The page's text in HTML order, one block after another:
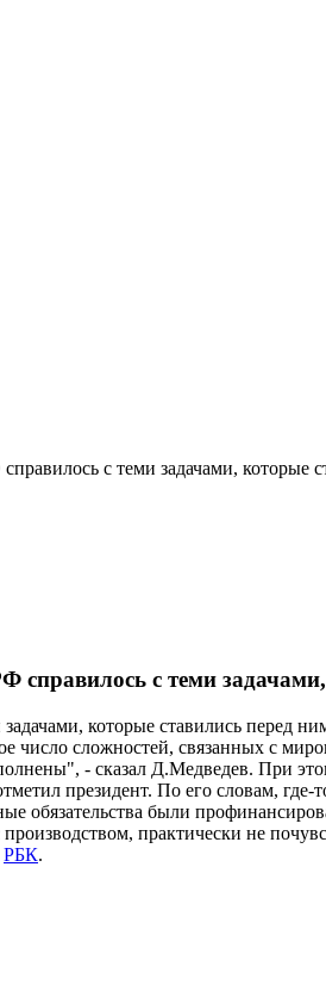
с теми задачами, которые
справилось с теми
которые ставились перед
число сложностей, связанных с
- сказал Д.Медведев. При
президент. По его словам,
обязательства были
практически не
РБК.